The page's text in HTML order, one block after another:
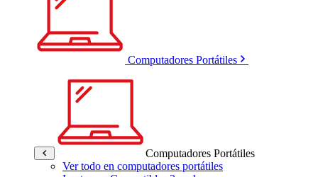
Computadores Portátiles
Computadores Portátiles
Ver todo en computadores portátiles